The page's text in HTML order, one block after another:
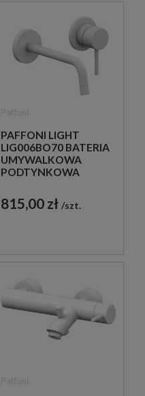
PAFFONI LIGHT
LIG006BO70 BATERIA
UMYWALKOWA
PODTYNKOWA
BIAŁA
815,00 zł szt.